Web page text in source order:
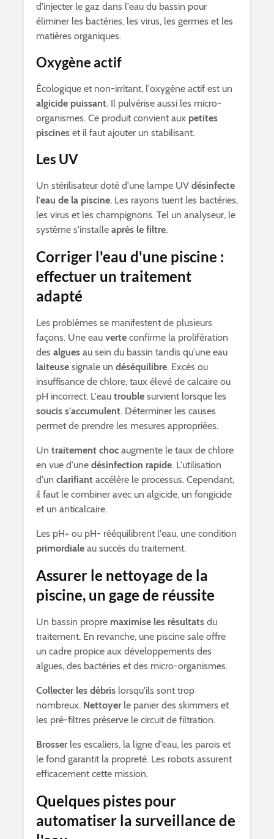
d'injecter le gaz dans l'eau du bassin pour
éliminer les bactéries, les virus, les germes et les
matières organiques.
Oxygène actif
Écologique et non-irritant, l'oxygène actif est un
algicide puissant. Il pulvérise aussi les micro-
organismes. Ce produit convient aux petites
piscines et il faut ajouter un stabilisant.
Les UV
Un stérilisateur doté d'une lampe UV désinfecte
l'eau de la piscine. Les rayons tuent les bactéries,
les virus et les champignons. Tel un analyseur, le
système s'installe après le filtre.
Corriger l'eau d'une piscine :
effectuer un traitement
adapté
Les problèmes se manifestent de plusieurs
façons. Une eau verte confirme la prolifération
des algues au sein du bassin tandis qu'une eau
laiteuse signale un déséquilibre. Excès ou
insuffisance de chlore, taux élevé de calcaire ou
pH incorrect. L'eau trouble survient lorsque les
soucis s'accumulent. Déterminer les causes
permet de prendre les mesures appropriées.
Un traitement choc augmente le taux de chlore
en vue d'une désinfection rapide. L'utilisation
d'un clarifiant accélère le processus. Cependant,
il faut le combiner avec un algicide, un fongicide
et un anticalcaire.
Les pH+ ou pH- rééquilibrent l'eau, une condition
primordiale au succès du traitement.
Assurer le nettoyage de la
piscine, un gage de réussite
Un bassin propre maximise les résultats du
traitement. En revanche, une piscine sale offre
un cadre propice aux développements des
algues, des bactéries et des micro-organismes.
Collecter les débris lorsqu'ils sont trop
nombreux. Nettoyer le panier des skimmers et
les pré-filtres préserve le circuit de filtration.
Brosserles escaliers, la ligne d'eau, les parois et
le fond garantit la propreté. Les robots assurent
efficacement cette mission.
Quelques pistes pour
automatiser la surveillance de